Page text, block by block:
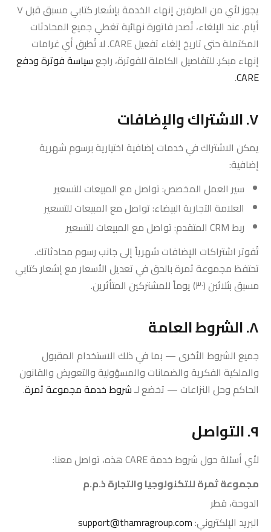
يجوز لأي من الطرفين إنهاء الخدمة بإشعار كتابي مسبق قبل ٧
أيام. عند الإلغاء، تُصدر فاتورة نهائية تغطي جميع المحادثات
المكتملة حتى تاريخ إلغاء تفعيل CARE. لا تُطبق أي غرامات
إنهاء مبكر. للتفاصيل الكاملة للفوترة، راجعسياسة فوترة ودفع
CARE
.
٧. الاشتراك والإضافات
يمكن الاشتراك في خدمات إضافية اختيارية برسوم شهرية
إضافية:
سير العمل المخصص: تواصل مع المبيعات للتسعير
العلامة التجارية البيضاء: تواصل مع المبيعات للتسعير
ربط CRM المتقدم: تواصل مع المبيعات للتسعير
تُفوتر اشتراكات الإضافات شهرياً إلى جانب رسوم محادثاتك.
تحتفظ مجموعة ثمرة بالحق في تعديل الأسعار مع إشعار كتابي
مسبق بثلاثين (٣٠) يوماً للمشتركين المتأثرين.
٨. الشروط العامة
جميع الشروط الأخرى — بما في ذلك الاستخدام المقبول
والملكية الفكرية والضمانات والمسؤولية والتعويض والقانون
الحاكم وحل النزاعات — تخضع لـشروط خدمة مجموعة ثمرة.
٩. التواصل
لأي أسئلة حول شروط خدمة CARE هذه، تواصل معنا:
مجموعة ثمرة للتكنولوجيا والتجارة ذ.م.م
الدوحة، قطر
البريد الإلكتروني:support@thamragroup.com